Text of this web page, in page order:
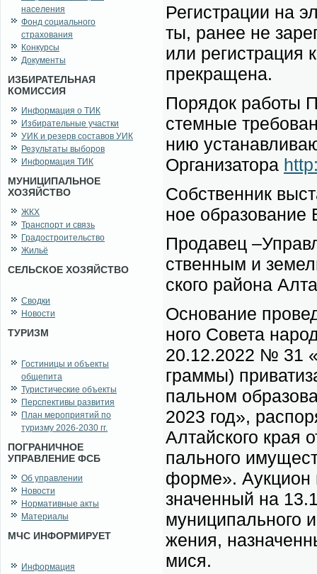
населения
Фонд социального
страхования
Конкурсы
Документы
ИЗБИРАТЕЛЬНАЯ
КОМИССИЯ
Информация о ТИК
Избирательные участки
УИК и резерв составов УИК
Результаты выборов
Информация ТИК
МУНИЦИПАЛЬНОЕ
ХОЗЯЙСТВО
ЖКХ
Транспорт и связь
Градостроительство
Жильё
СЕЛЬСКОЕ ХОЗЯЙСТВО
Сводки
Новости
ТУРИЗМ
Гостиницы и объекты
общепита
Туристические объекты
Перспективы развития
План мероприятий по
туризму 2026-2030 гг.
ПОГРАНИЧНОЕ
УПРАВЛЕНИЕ ФСБ
Об управлении
Новости
Нормативные акты
Материалы
МЧС ИНФОРМИРУЕТ
Информация
Ре­ги­стра­ции на
ты, ра­нее не
или ре­ги­стра­ция
пре­кра­ще­на.
По­ря­док ра­бо­ты
стем­ные
нию
Ор­га­ни­за­то­ра
Соб­ствен­ник
ное об­ра­зо­ва­ние
Про­да­вец
ствен­ным и
ско­го рай­о­на
Ос­но­ва­ние
но­го Со­ве­та
20.12.2022 № 31
грам­мы)
паль­ном
2023 год»,
Ал­тай­ско­го
паль­но­го
фор­ме». Аук­ци­он
зна­чен­ный на
му­ни­ци­паль­но­го
же­ния,
ми­ся.